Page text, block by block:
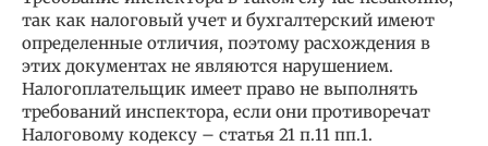
так как налоговый учет и бухгалтерский имеют
определенные отличия, поэтому расхождения в
этих документах не являются нарушением.
Налогоплательщик имеет право не выполнять
требований инспектора, если они противоречат
Налоговому кодексу – статья 21 п.11 пп.1.